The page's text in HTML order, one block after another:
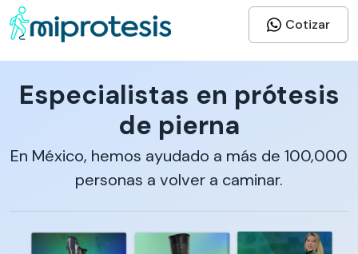
Cotizar
Especialistas en prótesis
de pierna
En México, hemos ayudado a más de 100,000
personas a volver a caminar.